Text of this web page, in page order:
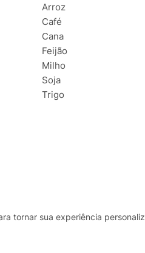
Arroz
Café
Cana
Feijão
Milho
Soja
Trigo
tornar sua experiência